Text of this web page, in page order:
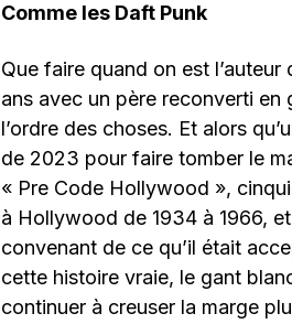
Comme les Daft Punk
Que faire quand on est l’auteur
ans avec un père reconverti en
l’ordre des choses. Et alors
de 2023 pour faire tomber le
« Pre Code Hollywood »,
à Hollywood de 1934 à 1966,
convenant de ce qu’il était
cette histoire vraie, le gant
continuer à creuser la marge